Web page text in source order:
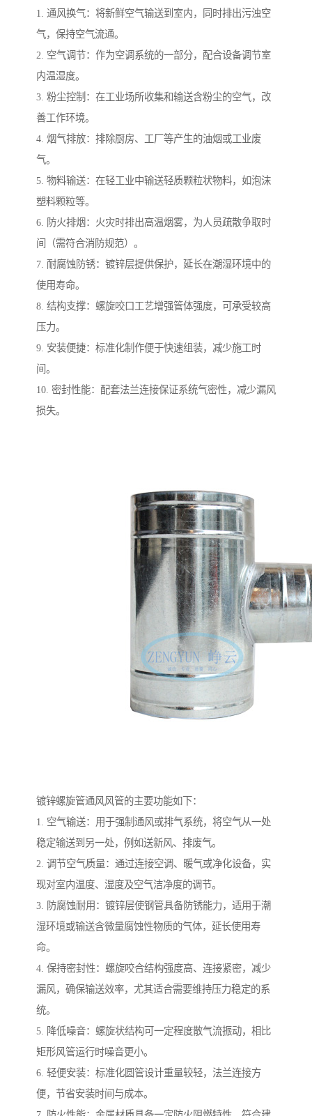
1. 通风换气：将新鲜空气输送到室内，同时排出污浊空
气，保持空气流通。
2. 空气调节：作为空调系统的一部分，配合设备调节室
内温湿度。
3. 粉尘控制：在工业场所收集和输送含粉尘的空气，改
善工作环境。
4. 烟气排放：排除厨房、工厂等产生的油烟或工业废
气。
5. 物料输送：在轻工业中输送轻质颗粒状物料，如泡沫
塑料颗粒等。
6. 防火排烟：火灾时排出高温烟雾，为人员疏散争取时
间（需符合消防规范）。
7. 耐腐蚀防锈：镀锌层提供保护，延长在潮湿环境中的
使用寿命。
8. 结构支撑：螺旋咬口工艺增强管体强度，可承受较高
压力。
9. 安装便捷：标准化制作便于快速组装，减少施工时
间。
10. 密封性能：配套法兰连接保证系统气密性，减少漏风
损失。
镀锌螺旋管通风风管的主要功能如下：
1. 空气输送：用于强制通风或排气系统，将空气从一处
稳定输送到另一处，例如送新风、排废气。
2. 调节空气质量：通过连接空调、暖气或净化设备，实
现对室内温度、湿度及空气洁净度的调节。
3. 防腐蚀耐用：镀锌层使钢管具备防锈能力，适用于潮
湿环境或输送含微量腐蚀性物质的气体，延长使用寿
命。
4. 保持密封性：螺旋咬合结构强度高、连接紧密，减少
漏风，确保输送效率，尤其适合需要维持压力稳定的系
统。
5. 降低噪音：螺旋状结构可一定程度散气流振动，相比
矩形风管运行时噪音更小。
6. 轻便安装：标准化圆管设计重量较轻，法兰连接方
便，节省安装时间与成本。